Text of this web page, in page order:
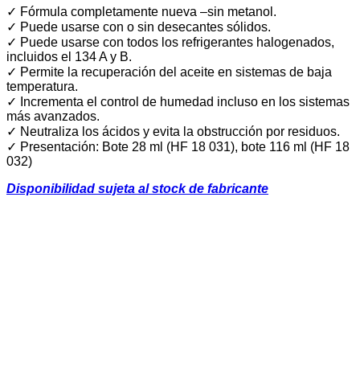
✓ Fórmula completamente nueva –sin metanol.
✓ Puede usarse con o sin desecantes sólidos.
✓ Puede usarse con todos los refrigerantes halogenados,
incluidos el 134 A y B.
✓ Permite la recuperación del aceite en sistemas de baja
temperatura.
✓ Incrementa el control de humedad incluso en los sistemas
más avanzados.
✓ Neutraliza los ácidos y evita la obstrucción por residuos.
✓ Presentación: Bote 28 ml (HF 18 031), bote 116 ml (HF 18
032)
Disponibilidad sujeta al stock de fabricante